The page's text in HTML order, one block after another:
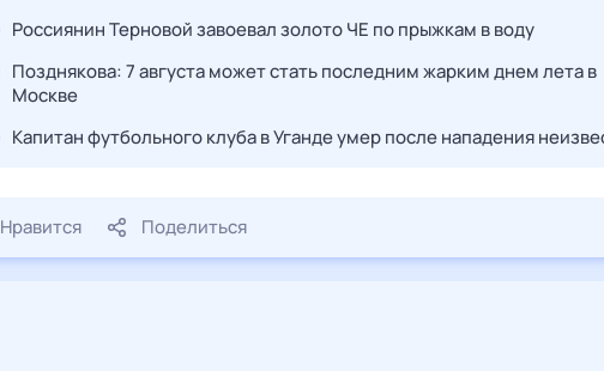
Россиянин Терновой завоевал золото ЧЕ по прыжкам в воду
Позднякова: 7 августа может стать последним жарким днем лета в
Москве
Капитан футбольного клуба в Уганде умер после нападения
Нравится Поделиться